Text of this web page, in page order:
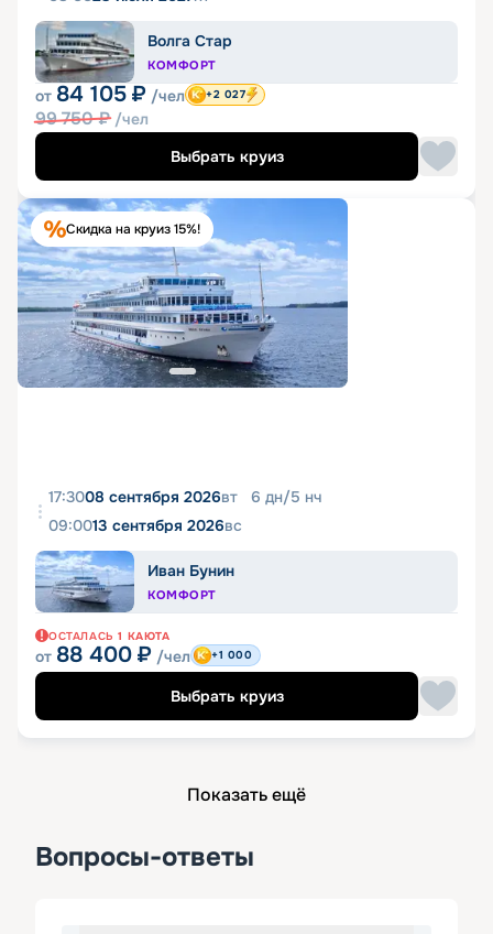
Волга Стар
КОМФОРТ
от 84 105 ₽ /чел
99 750₽ /чел
+2 027
Выбрать круиз
Скидка на круиз 15%!
17:3008 сентября 2026вт 6 дн/5 нч
09:0013 сентября 2026вс
Иван Бунин
КОМФОРТ
ОСТАЛАСЬ 1 КАЮТА
от 88 400 ₽ /чел +1 000
Выбрать круиз
Показать ещё
Вопросы-ответы